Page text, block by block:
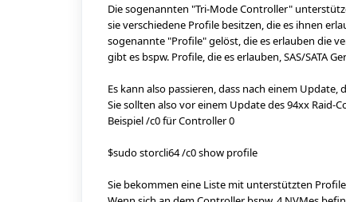
Die sogenannten "Tri-Mode Controller"
sie verschiedene Profile besitzen, die es ihnen
sogenannte "Profile" gelöst, die es erlauben die
gibt es bspw. Profile, die es erlauben, SAS/SATA
Es kann also passieren, dass nach einem
Sie sollten also vor einem Update des 94xx Raid-
Beispiel /c0 für Controller 0
$sudo storcli64 /c0 show profile
Sie bekommen eine Liste mit unterstützten